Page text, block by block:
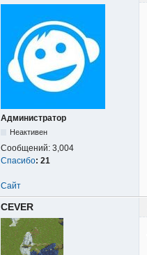
Администратор
Неактивен
Сообщений: 3,004
Спасибо: 21
Сайт
CEVER